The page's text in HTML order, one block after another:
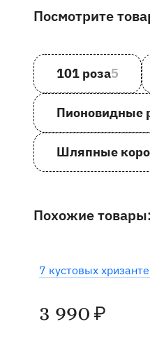
Другие товары и
Посмотрите
101 роза5
Пионовидные
Шляпные
Похожие товары:
7 кустовых
3 990 ₽